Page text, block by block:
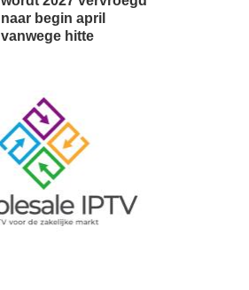
naar begin april
vanwege hitte